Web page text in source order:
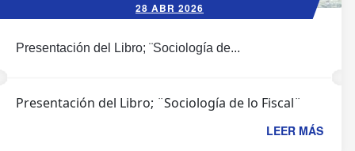
28 ABR 2026
Presentación del Libro; ¨Sociología de...
Presentación del Libro; ¨Sociología de lo Fiscal¨
LEER MÁS